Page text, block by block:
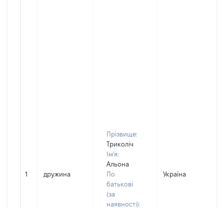
1 дружина
Прізвище:
Триколіч
Ім'я:
Альона
По
батькові
(за
наявності):
Україна